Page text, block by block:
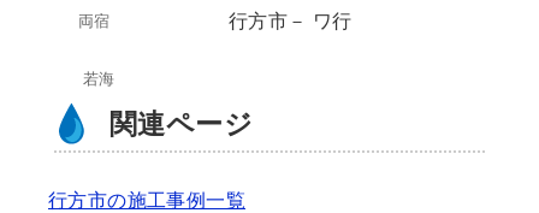
両宿 行方市－ ワ行
若海
関連ページ
行方市の施工事例一覧